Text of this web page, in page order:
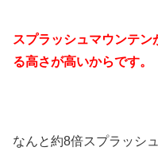
スプラッシュマウンテ
る高さが高いからです。
なんと約8倍スプラッシ